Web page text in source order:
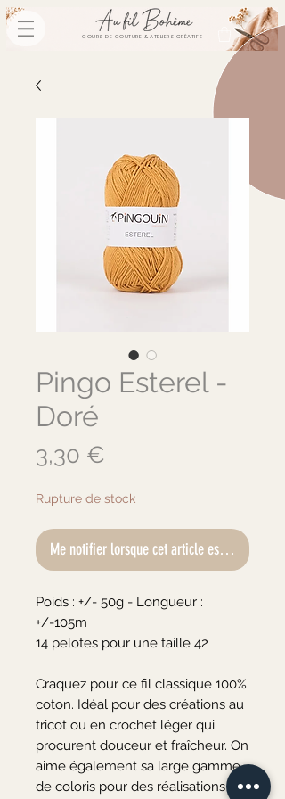
COURS DE COUTURE & ATELIERS CRÉATIFS
Pingo Esterel -
Doré
3,30 €
Rupture de stock
Me notifier lorsque cet article est disponible
Poids : +/- 50g - Longueur :
+/-105m
14 pelotes pour une taille 42
Craquez pour ce fil classique 100%
coton. Idéal pour des créations au
tricot ou en crochet léger qui
procurent douceur et fraîcheur. On
aime également sa large gamme
de coloris pour des réalisations